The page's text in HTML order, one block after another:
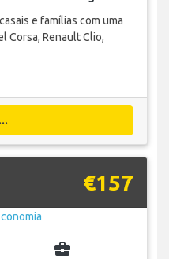
e famílias com uma
Corsa, Renault Clio,
€157
business_center